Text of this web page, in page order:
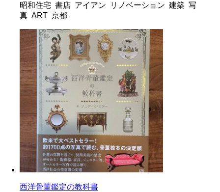
昭和住宅 書店 アイアン リノベーション 建築 写
真 ART 京都
西洋骨董鑑定の教科書